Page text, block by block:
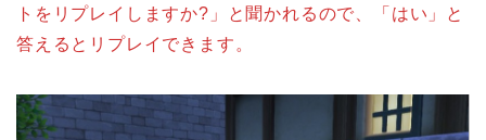
トをリプレイしますか?」と聞かれるので、「はい」と
答えるとリプレイできます。